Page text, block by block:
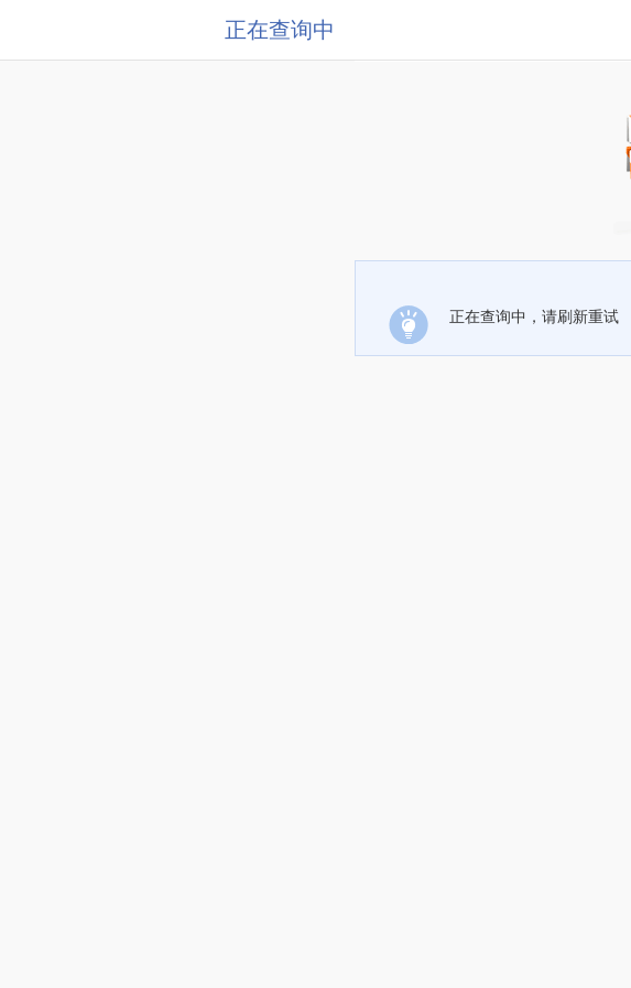
正在查询中
正在查询中，请刷新重试